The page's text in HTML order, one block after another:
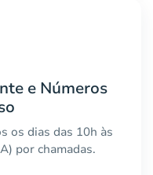
e Números
os dias das 10h às
por chamadas.